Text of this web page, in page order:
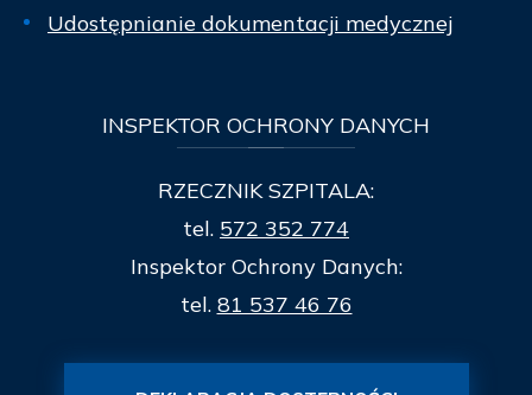
Udostępnianie dokumentacji medycznej
INSPEKTOR OCHRONY DANYCH
RZECZNIK SZPITALA:
tel. 572 352 774
Inspektor Ochrony Danych:
tel. 81 537 46 76